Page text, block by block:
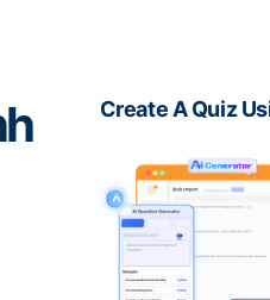
Create A Quiz